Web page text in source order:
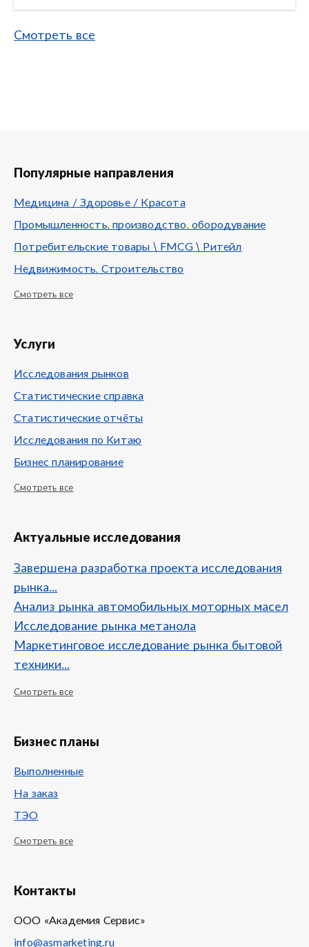
Смотреть все
Популярные направления
Медицина / Здоровье / Красота
Промышленность, производство, обородувание
Потребительские товары \ FMCG \ Ритейл
Недвижимость, Строительство
Смотреть все
Услуги
Исследования рынков
Статистические справка
Статистические отчёты
Исследования по Китаю
Бизнес планирование
Смотреть все
Актуальные исследования
Завершена разработка проекта исследования
рынка...
Анализ рынка автомобильных моторных масел
Исследование рынка метанола
Маркетинговое исследование рынка бытовой
техники...
Смотреть все
Бизнес планы
Выполненные
На заказ
ТЭО
Смотреть все
Контакты
ООО «Академия Сервис»
info@asmarketing.ru